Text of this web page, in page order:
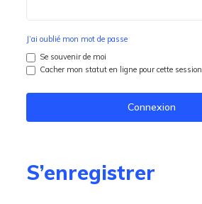
J’ai oublié mon mot de passe
Se souvenir de moi
Cacher mon statut en ligne pour cette session
S’enregistrer